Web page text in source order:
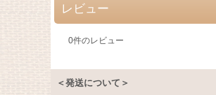
レビュー
0件のレビュー
＜発送について＞